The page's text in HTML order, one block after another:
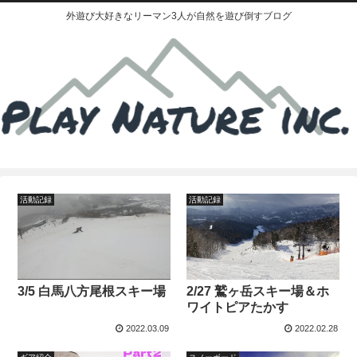
外遊び大好きなリーマン3人が自然を遊び倒すブログ
活動記録
3/5 白馬八方尾根スキー場
2022.03.09
活動記録
2/27 鷲ヶ岳スキー場＆ホ
ワイトピアたかす
2022.02.28